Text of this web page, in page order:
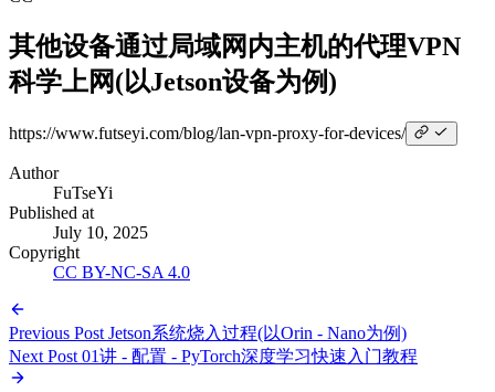
其他设备通过局域网内主机的代理VPN
科学上网(以Jetson设备为例)
https://www.futseyi.com/blog/lan-vpn-proxy-for-devices/
Author
FuTseYi
Published at
July 10, 2025
Copyright
CC BY-NC-SA 4.0
Previous PostJetson系统烧入过程(以Orin - Nano为例)
Next Post01讲 - 配置 - PyTorch深度学习快速入门教程